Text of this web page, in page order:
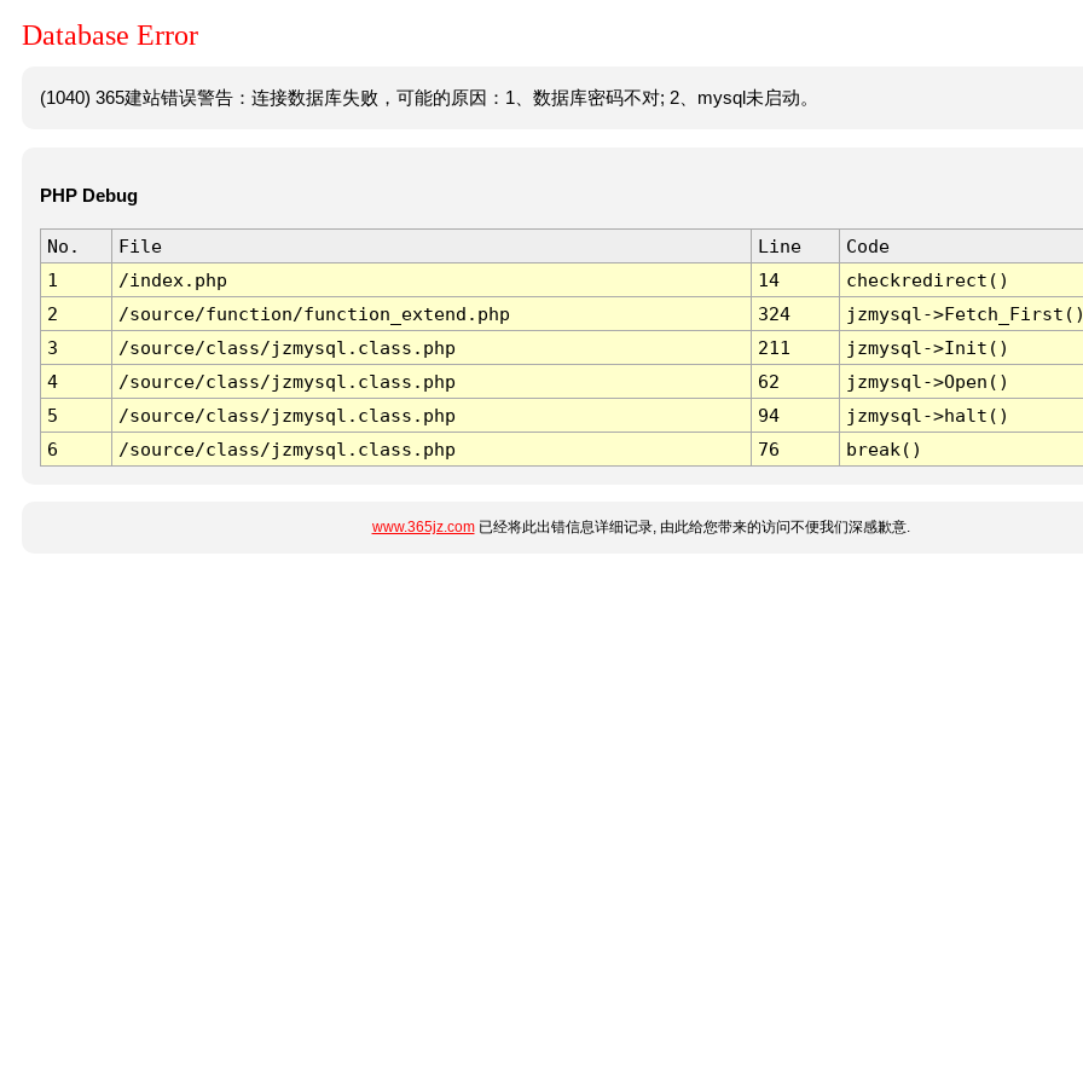
Database Error
(1040) 365建站错误警告：连接数据库失败，可能的原因：1、数据库密码不对; 2、mysql未启动。
PHP Debug
No. File Line
Code
1
/index.php 14
checkredirect()
2
/source/function/function_extend.php 324
jzmysql-
3
/source/class/jzmysql.class.php 211
jzmysql->Init()
4
/source/class/jzmysql.class.php 62
jzmysql->Open()
5
/source/class/jzmysql.class.php 94
jzmysql->halt()
6
/source/class/jzmysql.class.php 76 break()
www.365jz.com已经将此出错信息详细记录, 由此给您带来的访问不便我们深感歉意.